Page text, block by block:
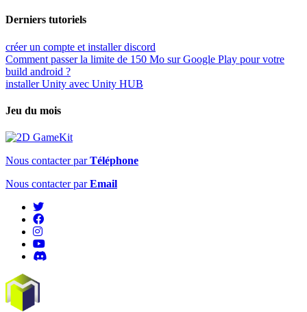
Derniers tutoriels
créer un compte et installer discord
Comment passer la limite de 150 Mo sur Google Play pour votre
build android ?
installer Unity avec Unity HUB
Jeu du mois
Nous contacter parTéléphone
Nous contacter parEmail